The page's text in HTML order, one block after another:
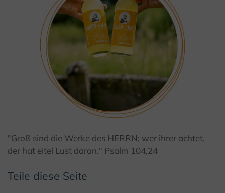
© Teutoburger Wald Tourismus / GfW Höxter / D. Ketz
"Groß sind die Werke des HERRN; wer ihrer achtet,
der hat eitel Lust daran." Psalm 104,24
Teile diese Seite